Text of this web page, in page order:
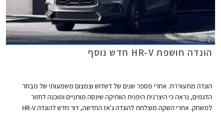
הונדה חושפת HR-V חדש נוסף
הונדה מתעוררת. אחרי מספר שנים של דשדוש וצמצום משמעותי של מבחר
הדגמים, נראה כי היצרנית היפנית הוותיקה שינסה מותניים ומוכנה לחזור
למשחק. אחרי השקה מוצלחת להונדה ג'אז החדשה, דור חדש להונדה HR-V